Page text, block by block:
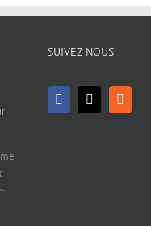
SUIVEZ NOUS